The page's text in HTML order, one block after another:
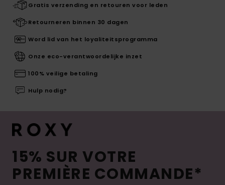
Gratis verzending en retouren voor leden
Retourneren binnen 30 dagen
Word lid van het loyaliteitsprogramma
Onze eco-verantwoordelijke inzet
100% veilige betaling
Hulp nodig?
15% SUR VOTRE
PREMIÈRE COMMANDE*